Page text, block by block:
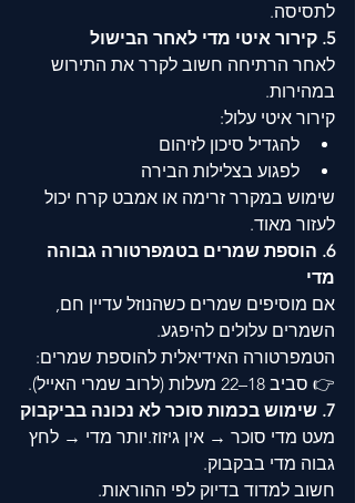
לתסיסה.
5. קירור איטי מדי לאחר הבישול
לאחר הרתיחה חשוב לקרר את התירוש
במהירות.
קירור איטי עלול:
להגדיל סיכון לזיהום
לפגוע בצלילות הבירה
שימוש במקרר זרימה או אמבט קרח יכול
לעזור מאוד.
6. הוספת שמרים בטמפרטורה גבוהה
מדי
אם מוסיפים שמרים כשהנוזל עדיין חם,
השמרים עלולים להיפגע.
הטמפרטורה האידיאלית להוספת שמרים:
👉 סביב 18–22 מעלות (לרוב שמרי האייל).
7. שימוש בכמות סוכר לא נכונה בביקבוק
מעט מדי סוכר → אין גיזוז.יותר מדי → לחץ
גבוה מדי בבקבוק.
חשוב למדוד בדיוק לפי ההוראות.